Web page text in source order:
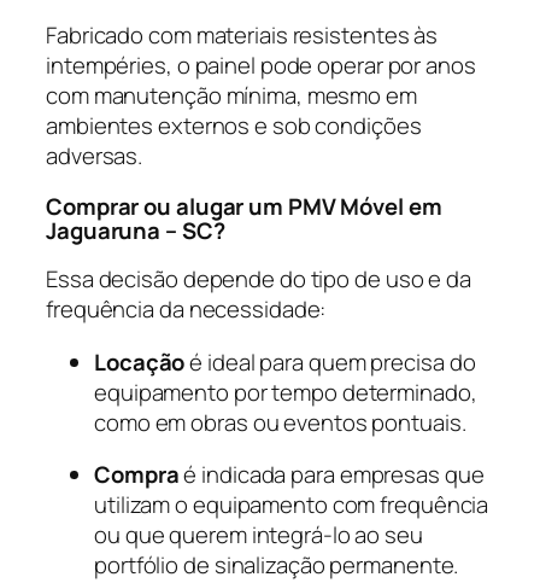
Fabricado com materiais resistentes às
intempéries, o painel pode operar por anos
com manutenção mínima, mesmo em
ambientes externos e sob condições
adversas.
Comprar ou alugar um PMV Móvel em
Jaguaruna – SC?
Essa decisão depende do tipo de uso e da
frequência da necessidade:
Locaçãoé ideal para quem precisa do
equipamento por tempo determinado,
como em obras ou eventos pontuais.
Compraé indicada para empresas que
utilizam o equipamento com frequência
ou que querem integrá-lo ao seu
portfólio de sinalização permanente.